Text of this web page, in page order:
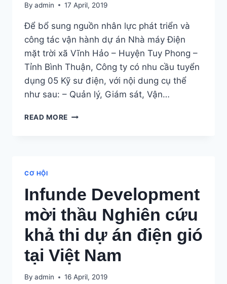
By admin 17 April, 2019
Để bổ sung nguồn nhân lực phát triển và
công tác vận hành dự án Nhà máy Điện
mặt trời xã Vĩnh Hảo – Huyện Tuy Phong –
Tỉnh Bình Thuận, Công ty có nhu cầu tuyển
dụng 05 Kỹ sư điện, với nội dung cụ thể
như sau: – Quản lý, Giám sát, Vận…
READ MORE CÔNG
KỸ
SƯ
VẬN
HÀNH
NHÀ
MÁY
ĐIỆN
MẶT
CƠ HỘI
Infunde Development
mời thầu Nghiên cứu
khả thi dự án điện gió
tại Việt Nam
By admin 16 April, 2019